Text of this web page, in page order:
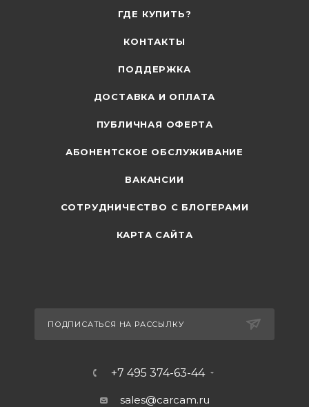
ГДЕ КУПИТЬ?
КОНТАКТЫ
ПОДДЕРЖКА
ДОСТАВКА И ОПЛАТА
ПУБЛИЧНАЯ ОФЕРТА
АБОНЕНТСКОЕ ОБСЛУЖИВАНИЕ
ВАКАНСИИ
СОТРУДНИЧЕСТВО С БЛОГЕРАМИ
КАРТА САЙТА
ПОДПИСАТЬСЯ НА РАССЫЛКУ
+7 495 374-63-44
sales@carcam.ru